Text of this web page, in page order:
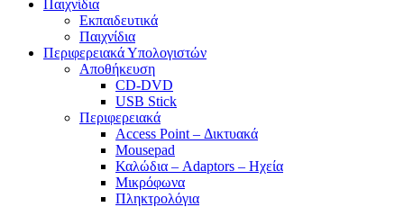
Παιχνίδια
Εκπαιδευτικά
Παιχνίδια
Περιφερειακά Υπολογιστών
Αποθήκευση
CD-DVD
USB Stick
Περιφερειακά
Access Point – Δικτυακά
Mousepad
Καλώδια – Adaptors – Ηχεία
Μικρόφωνα
Πληκτρολόγια